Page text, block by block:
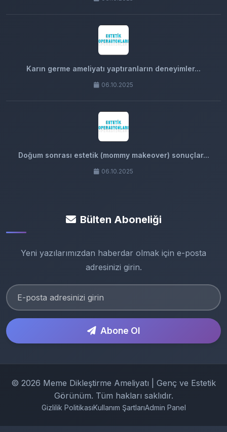
Karın germe ameliyatı yaptıranların deneyimler...
06.10.2025
Doğum sonrası estetik (mommy makeover) sonuçlar...
06.10.2025
Bülten Aboneliği
Yeni yazılarımızdan haberdar olmak için e-posta
adresinizi girin.
Abone Ol
© 2026 Meme Dikleştirme Ameliyatı | Genç ve Estetik
Görünüm. Tüm hakları saklıdır.
Gizlilik PolitikasıKullanım ŞartlarıAdmin Panel